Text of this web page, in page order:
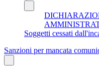
Soggetti cessati
Sanzioni per mancata